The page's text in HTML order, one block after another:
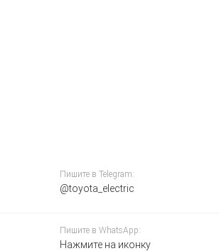
Пишите в Telegram:
@toyota_electric
Пишите в WhatsApp:
Нажмите на иконку